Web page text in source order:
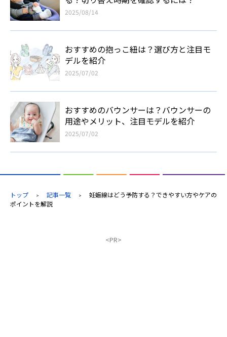
2025/08/14
おすすめの抱っこ紐は？選び方と注目モ
デルを紹介
2025/07/02
おすすめのバウンサーは？バウンサーの
用途やメリット、注目モデルを紹介
2025/07/02
トップ > 記事一覧 >
妊娠線はどう予防する？できやすい方やケアの
ポイントを解説
<PR>